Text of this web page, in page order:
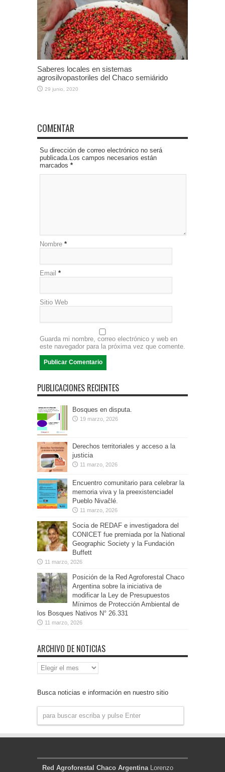
Saberes locales en sistemas
agrosilvopastoriles del Chaco semiárido
29 junio, 2020
COMENTAR
Su dirección de correo electrónico no será
publicada.Los campos necesarios están
marcados *
Nombre *
Email *
Sitio Web
Guarda mi nombre, correo electrónico y web en
este navegador para la próxima vez que comente.
PUBLICACIONES RECIENTES
Bosques en disputa.
19 marzo, 2026
Derechos territoriales y acceso a la
justicia
11 marzo, 2026
Encuentro comunitario para celebrar la
memoria viva y la preexistenciadel
Pueblo Nivaĉlé.
11 marzo, 2026
Socia de REDAF e investigadora del
CONICET fue premiada por la National
Geographic Society y la Fundación
Buffett
11 marzo, 2026
Posición de la Red Agroforestal Chaco
Argentina sobre la iniciativa de
modificar la Ley de Presupuestos
Mínimos de Protección Ambiental de
los Bosques Nativos N° 26.331
11 marzo, 2026
ARCHIVO DE NOTICIAS
Archivo
de
Busca noticias e información en nuestro sitio
Red Agroforestal Chaco Argentina Lorenzo